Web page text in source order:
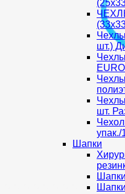
шт.)
шт.
упак./
Шапки